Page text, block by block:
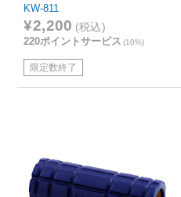
KW-811
¥2,200 (税込)
220ポイントサービス (10%)
限定数終了